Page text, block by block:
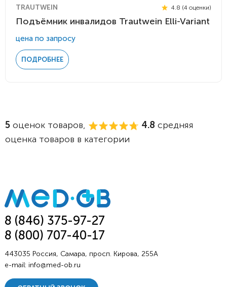
TRAUTWEIN 4.8 (4 оценки)
Подъёмник инвалидов Trautwein Elli-Variant
цена по запросу
ПОДРОБНЕЕ
5 оценок товаров, 4.8 средняя
оценка товаров в категории
8 (846) 375-97-27
8 (800) 707-40-17
443035 Россия, Самара, просп. Кирова, 255А
e-mail: info@med-ob.ru